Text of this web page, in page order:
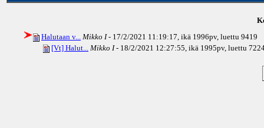
Halutaan v... Mikko I- 17/2/2021 11:19:17, ikä 1996pv, luettu 9419
[Vt] Halut... Mikko I- 18/2/2021 12:27:55, ikä 1995pv, luettu